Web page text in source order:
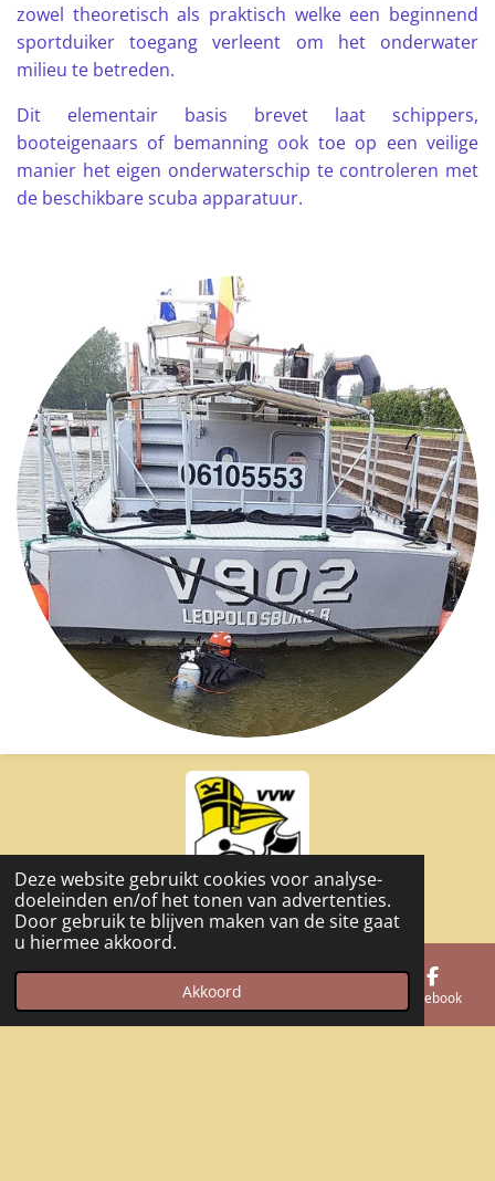
Deze website gebruikt cookies voor analyse-
doeleinden en/of het tonen van advertenties.
Door gebruik te blijven maken van de site gaat
u hiermee akkoord.
Akkoord
zowel theoretisch als praktisch welke een beginnend
sportduiker toegang verleent om het onderwater
milieu te betreden.
Dit elementair basis brevet laat schippers,
booteigenaars of bemanning ook toe op een veilige
manier het eigen onderwaterschip te controleren met
de beschikbare scuba apparatuur.
Nieuws & Activiteiten
La Gombe 2025
Telefoonnummer Facebook